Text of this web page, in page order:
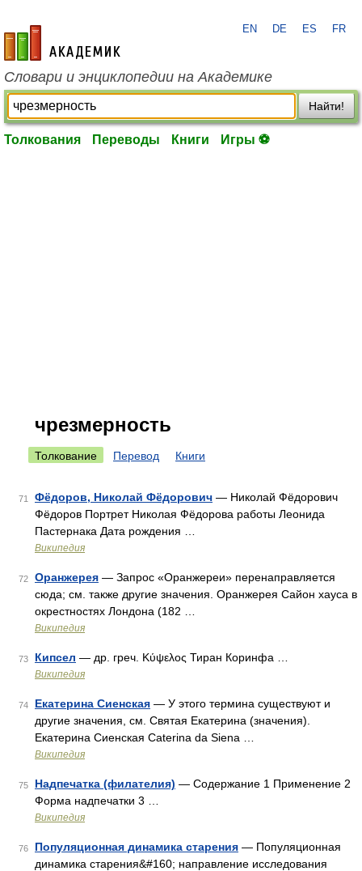
academic.ru
EN DE ES FR
Словари и энциклопедии на Академике
Найти!
Толкования Переводы Книги Игры ⚽
чрезмерность
Толкование Перевод Книги
71 Фёдоров, Николай Фёдорович — Николай Фёдорович
Фёдоров Портрет Николая Фёдорова работы Леонида
Пастернака Дата рождения …
Википедия
72 Оранжерея — Запрос «Оранжереи» перенаправляется
сюда; см. также другие значения. Оранжерея Сайон хауса в
окрестностях Лондона (182 …
Википедия
73 Кипсел — др. греч. Κύψελος Тиран Коринфа …
Википедия
74 Екатерина Сиенская — У этого термина существуют и
другие значения, см. Святая Екатерина (значения).
Екатерина Сиенская Caterina da Siena …
Википедия
75 Надпечатка (филателия) — Содержание 1 Применение 2
Форма надпечатки 3 …
Википедия
76 Популяционная динамика старения — Популяционная
динамика старения&#160; направление исследования